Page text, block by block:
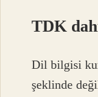
TDK
Dil bilgisi
şeklinde